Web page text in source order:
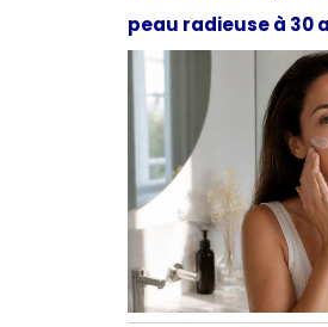
peau radieuse à 30